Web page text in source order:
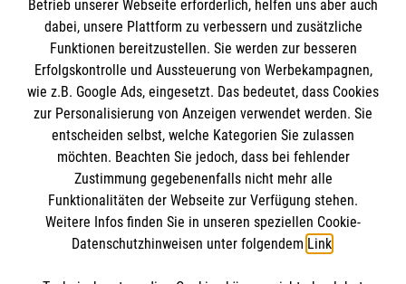
Informationen
Impressum
Datenschutz
Barrierefreiheit
Kontakt
Die Malteser
Malteser in Deutschland
Malteserorden
Sharepoint
Spendenkonto
Betrieb unserer Webseite erforderlich, helfen uns aber auch
dabei, unsere Plattform zu verbessern und zusätzliche
Funktionen bereitzustellen. Sie werden zur besseren
Erfolgskontrolle und Aussteuerung von Werbekampagnen,
wie z.B. Google Ads, eingesetzt. Das bedeutet, dass Cookies
zur Personalisierung von Anzeigen verwendet werden. Sie
entscheiden selbst, welche Kategorien Sie zulassen
möchten. Beachten Sie jedoch, dass bei fehlender
Zustimmung gegebenenfalls nicht mehr alle
Funktionalitäten der Webseite zur Verfügung stehen.
Weitere Infos finden Sie in unseren speziellen Cookie-
Datenschutzhinweisen unter folgendem Link.